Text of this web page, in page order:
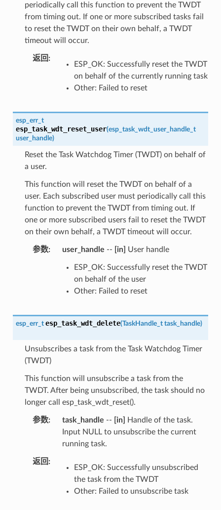
periodically call this function to prevent the TWDT
from timing out. If one or more subscribed tasks fail
to reset the TWDT on their own behalf, a TWDT
timeout will occur.
返回
ESP_OK: Successfully reset the TWDT
on behalf of the currently running task
Other: Failed to reset
esp_err_t
esp_task_wdt_reset_user(esp_task_wdt_user_handle_t
user_handle)
Reset the Task Watchdog Timer (TWDT) on behalf of
a user.
This function will reset the TWDT on behalf of a
user. Each subscribed user must periodically call this
function to prevent the TWDT from timing out. If
one or more subscribed users fail to reset the TWDT
on their own behalf, a TWDT timeout will occur.
参数 user_handle -- [in] User handle
ESP_OK: Successfully reset the TWDT
on behalf of the user
Other: Failed to reset
esp_err_t esp_task_wdt_delete(TaskHandle_t task_handle)
Unsubscribes a task from the Task Watchdog Timer
(TWDT)
This function will unsubscribe a task from the
TWDT. After being unsubscribed, the task should no
longer call esp_task_wdt_reset().
参数 task_handle -- [in]
Handle of the task.
Input NULL to unsubscribe the current
running task.
返回
ESP_OK: Successfully unsubscribed
the task from the TWDT
Other: Failed to unsubscribe task